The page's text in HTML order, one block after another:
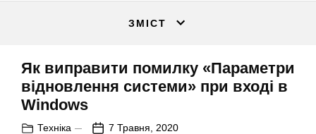
ЗМІСТ
Як виправити помилку «Параметри
відновлення системи» при вході в
Windows
Техніка 7 Травня, 2020